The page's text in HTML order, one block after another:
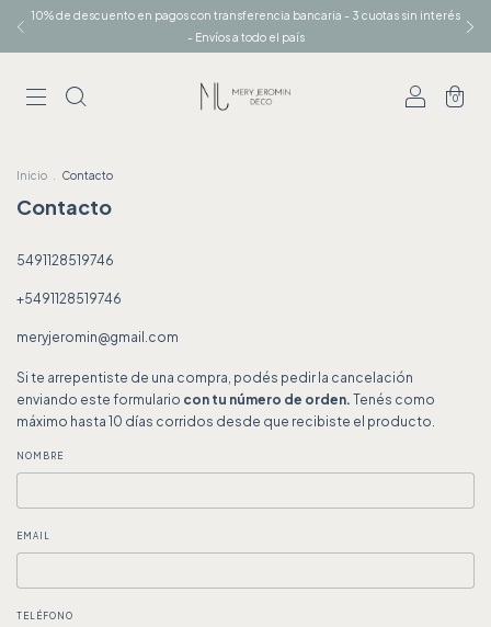
10% de descuento en pagos con transferencia bancaria - 3 cuotas sin interés
- Envíos a todo el país
0
Inicio Contacto
Contacto
5491128519746
+5491128519746
meryjeromin@gmail.com
Si te arrepentiste de una compra, podés pedir la cancelación
enviando este formulario con tu número de orden. Tenés como
máximo hasta 10 días corridos desde que recibiste el producto.
NOMBRE
EMAIL
TELÉFONO